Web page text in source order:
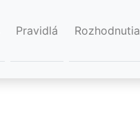
Pravidlá Rozhodnutia